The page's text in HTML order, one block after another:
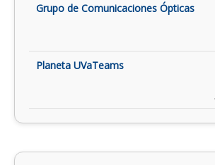
Grupo de Comunicaciones Ópticas
Planeta UVaTeams